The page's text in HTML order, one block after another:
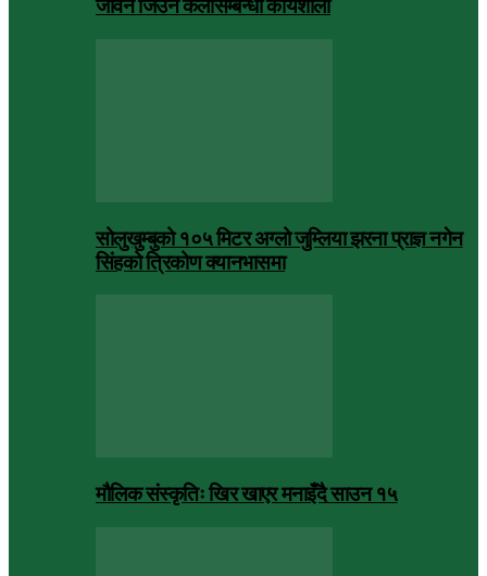
जीवन जिउने कलासम्बन्धी कार्यशाला
सोलुखुम्बुको १०५ मिटर अग्लो जुम्लिया झरना प्राज्ञ नगेन
सिंहको त्रिकोण क्यानभासमा
मौलिक संस्कृतिः खिर खाएर मनाइँदै साउन १५